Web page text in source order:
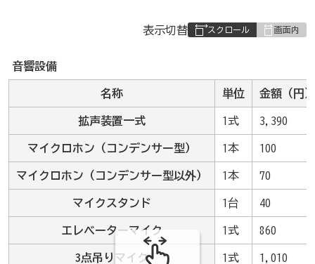
表
の
表示切替
音響設備
名称 単位 金額（円）
拡声装置一式 1式 3,390
マイクロホン（コンデンサー型） 1本 100
マイクロホン（コンデンサー型以外） 1本 70
マイクスタンド 1台 40
エレベーターマイク 1式 860
3点吊りマイク 1式 1,010